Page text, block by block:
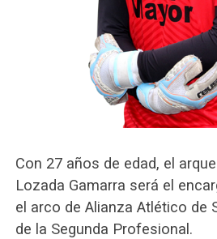
Con 27 años de edad, el
Lozada Gamarra será el
el arco de Alianza Atlético de
de la Segunda Profesional.